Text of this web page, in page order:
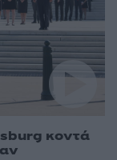
κοντά